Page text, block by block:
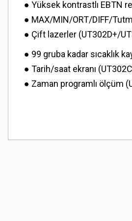
● Yüksek kontrastlı EBTN
● MAX/MIN/ORT/DIFF/
● Çift lazerler (UT302D+/
● 99 gruba kadar sıcaklık
● Tarih/saat ekranı
● Zaman programlı ölçüm
Görüş ve önerileriniz için teşekkür